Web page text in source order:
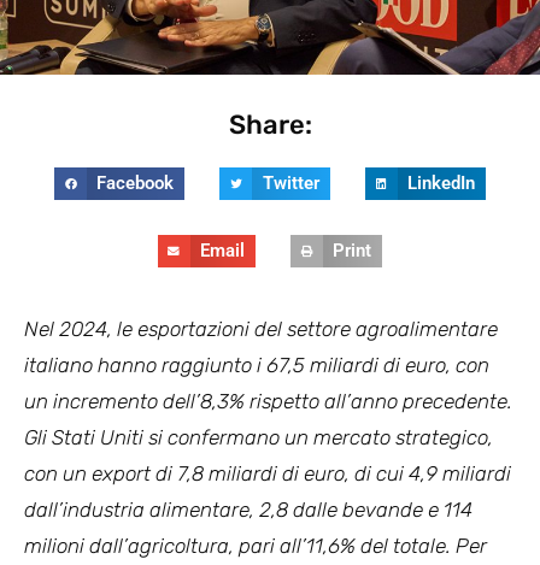
Share:
Facebook Twitter LinkedIn
Email Print
Nel 2024, le esportazioni del settore agroalimentare
italiano hanno raggiunto i 67,5 miliardi di euro, con
un incremento dell’8,3% rispetto all’anno precedente.
Gli Stati Uniti si confermano un mercato strategico,
con un export di 7,8 miliardi di euro, di cui 4,9 miliardi
dall’industria alimentare, 2,8 dalle bevande e 114
milioni dall’agricoltura, pari all’11,6% del totale. Per